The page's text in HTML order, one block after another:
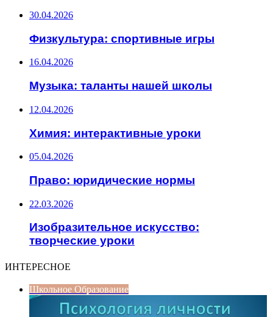
30.04.2026
Физкультура: спортивные игры
16.04.2026
Музыка: таланты нашей школы
12.04.2026
Химия: интерактивные уроки
05.04.2026
Право: юридические нормы
22.03.2026
Изобразительное искусство:
творческие уроки
ИНТЕРЕСНОЕ
Школьное Образование